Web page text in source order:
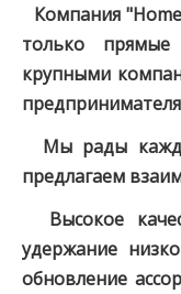
Компания
только
крупными
Мы рады
предлагаем
Высокое
удержание
обновление